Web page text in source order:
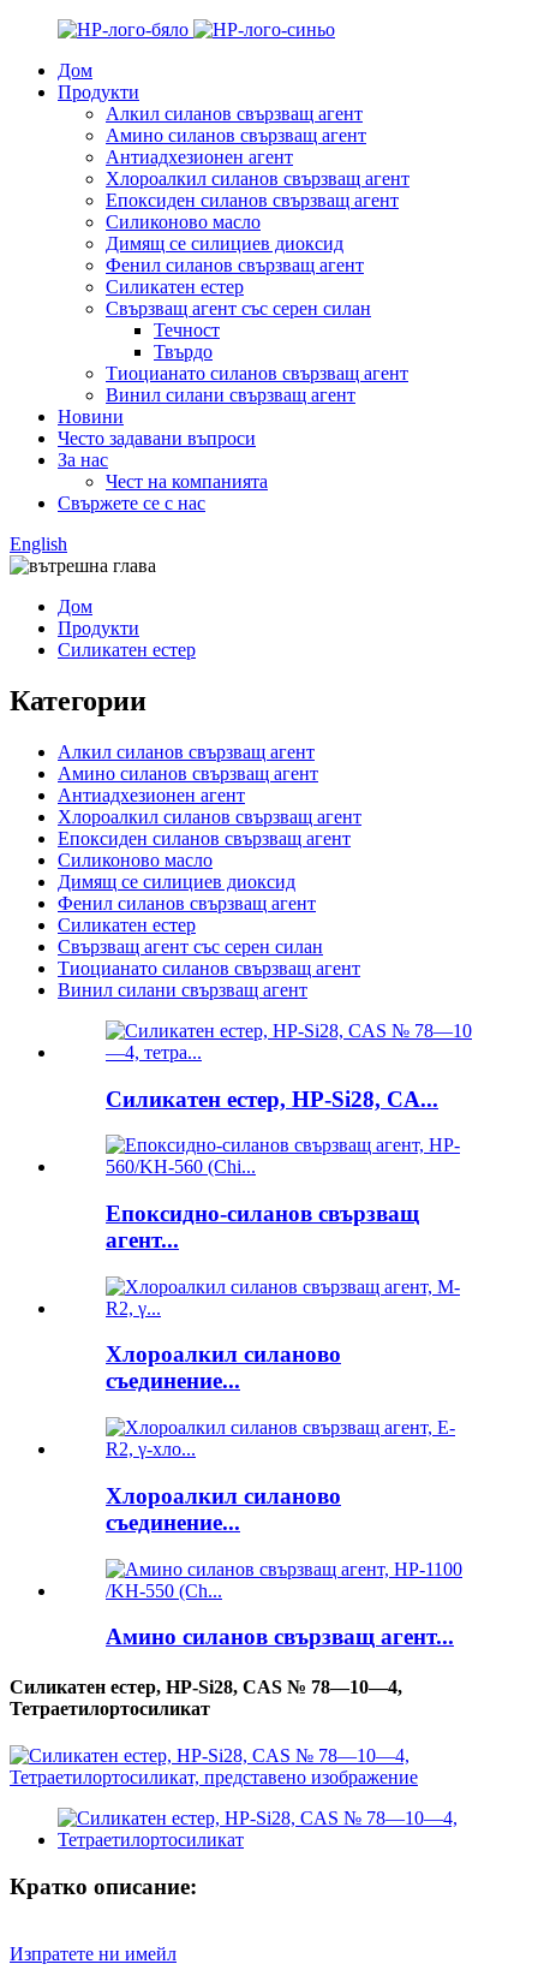
Дом
Продукти
Алкил силанов свързващ агент
Амино силанов свързващ агент
Антиадхезионен агент
Хлороалкил силанов свързващ агент
Епоксиден силанов свързващ агент
Силиконово масло
Димящ се силициев диоксид
Фенил силанов свързващ агент
Силикатен естер
Свързващ агент със серен силан
Течност
Твърдо
Тиоцианато силанов свързващ агент
Винил силани свързващ агент
Новини
Често задавани въпроси
За нас
Чест на компанията
Свържете се с нас
English
Дом
Продукти
Силикатен естер
Категории
Алкил силанов свързващ агент
Амино силанов свързващ агент
Антиадхезионен агент
Хлороалкил силанов свързващ агент
Епоксиден силанов свързващ агент
Силиконово масло
Димящ се силициев диоксид
Фенил силанов свързващ агент
Силикатен естер
Свързващ агент със серен силан
Тиоцианато силанов свързващ агент
Винил силани свързващ агент
Силикатен естер, HP-Si28, CA...
Епоксидно-силанов свързващ
агент...
Хлороалкил силаново
съединение...
Хлороалкил силаново
съединение...
Амино силанов свързващ агент...
Силикатен естер, HP-Si28, CAS № 78—10—4,
Тетраетилортосиликат
Кратко описание:
Изпратете ни имейл